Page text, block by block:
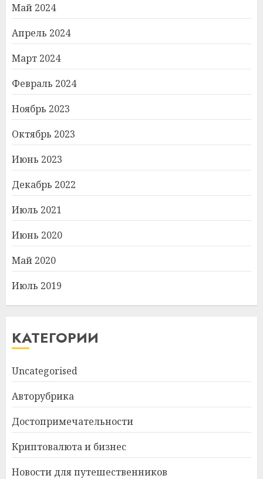
Май 2024
Апрель 2024
Март 2024
Февраль 2024
Ноябрь 2023
Октябрь 2023
Июнь 2023
Декабрь 2022
Июль 2021
Июнь 2020
Май 2020
Июль 2019
КАТЕГОРИИ
Uncategorised
Авторубрика
Достопримечательности
Криптовалюта и бизнес
Новости для путешественников